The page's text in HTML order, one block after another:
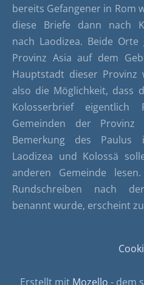
bereits Gefangener in Rom
diese Briefe dann nach
nach Laodizea. Beide
Provinz Asia auf dem
Hauptstadt dieser Provinz
also die Möglichkeit, dass
Kolosserbrief eigentlich
Gemeinden der
Bemerkung des Paulus
Laodizea und Kolossä
anderen Gemeinde
Rundschreiben nach
benannt wurde, erscheint
Erstellt mit Mozello - dem